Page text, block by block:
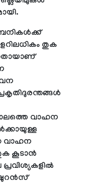
തുക
വാഹന
വാഹന
കൂടാൻ